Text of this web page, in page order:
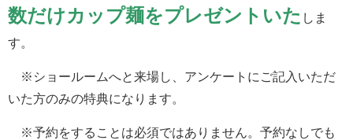
数だけカップ麺をプレゼントいた しま
す。
※ショールームへと来場し、アンケートにご記入いただ
いた方のみの特典になります。
※予約をすることは必須ではありません。予約なしでも